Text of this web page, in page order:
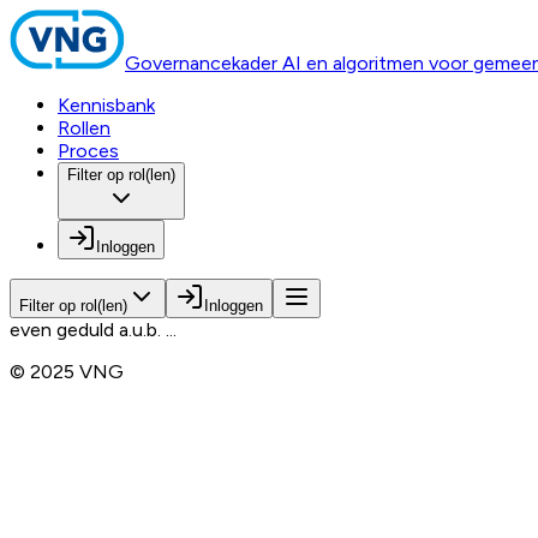
Governancekader AI en algoritmen voor
Kennisbank
Rollen
Proces
Filter op rol(len)
Inloggen
Filter op rol(len) Inloggen
even geduld a.u.b. ...
© 2025 VNG